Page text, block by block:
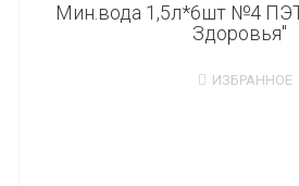
Мин.вода 1,5л*6шт №4
Здоровья"
ИЗБРАННОЕ